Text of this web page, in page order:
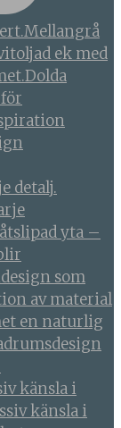
detalj.
känsla i